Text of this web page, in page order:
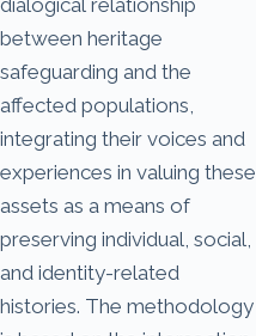
between heritage
safeguarding and the
affected populations,
integrating their voices and
experiences in valuing these
assets as a means of
preserving individual, social,
and identity-related
histories. The methodology